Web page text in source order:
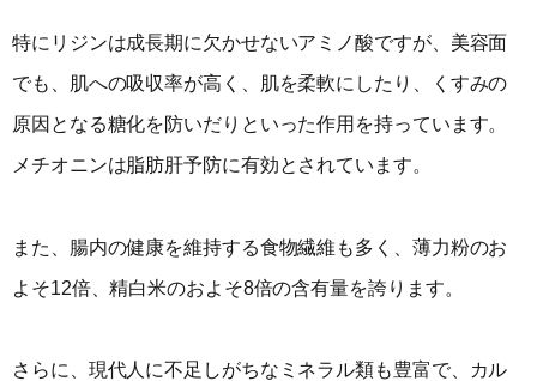
特にリジンは成長期に欠かせないアミノ酸ですが、美容面
でも、肌への吸収率が高く、肌を柔軟にしたり、くすみの
原因となる糖化を防いだりといった作用を持っています。
メチオニンは脂肪肝予防に有効とされています。
また、腸内の健康を維持する食物繊維も多く、薄力粉のお
よそ12倍、精白米のおよそ8倍の含有量を誇ります。
さらに、現代人に不足しがちなミネラル類も豊富で、カル